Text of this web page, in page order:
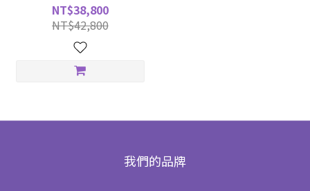
NT$38,800
NT$42,800
我們的品牌